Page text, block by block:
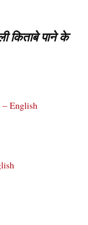
किताबे पाने के
English